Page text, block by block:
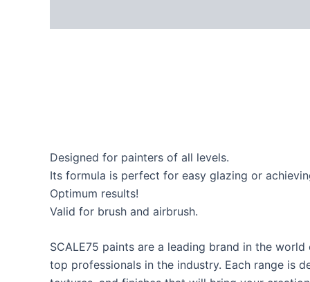
Designed for painters of all levels.
Its formula is perfect for easy glazing or
Optimum results!
Valid for brush and airbrush.
SCALE75 paints are a leading brand in the
top professionals in the industry. Each range is